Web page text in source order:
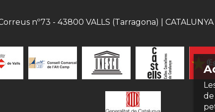
nº73 - 43800 VALLS (Tarragona) |